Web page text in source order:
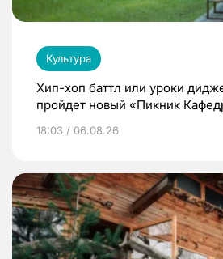
Культура
Хип-хоп баттл или уроки
пройдет новый «Пикник
18:03 / 06.08.26